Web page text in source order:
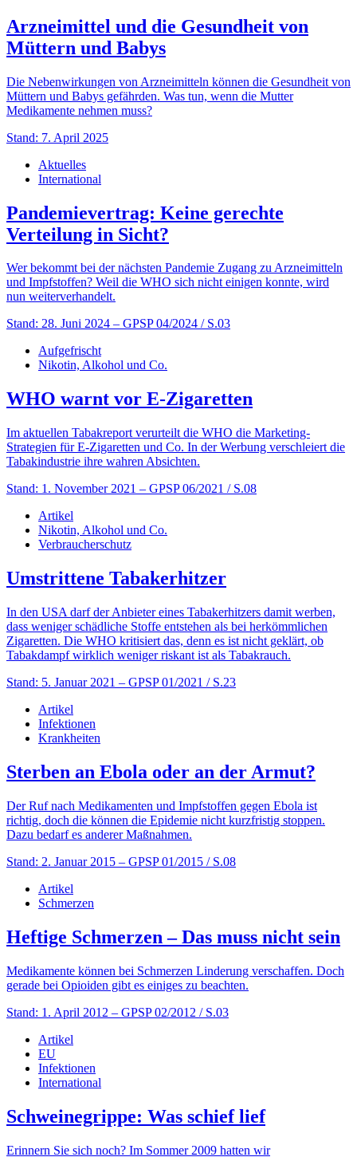
Arzneimittel und die Gesundheit von
Müttern und Babys
Die Nebenwirkungen von Arzneimitteln können die Gesundheit von
Müttern und Babys gefährden. Was tun, wenn die Mutter
Medikamente nehmen muss?
Stand: 7. April 2025
Aktuelles
International
Pandemievertrag: Keine gerechte
Verteilung in Sicht?
Wer bekommt bei der nächsten Pandemie Zugang zu Arzneimitteln
und Impfstoffen? Weil die WHO sich nicht einigen konnte, wird
nun weiterverhandelt.
Stand: 28. Juni 2024 – GPSP 04/2024 / S.03
Aufgefrischt
Nikotin, Alkohol und Co.
WHO warnt vor E-Zigaretten
Im aktuellen Tabakreport verurteilt die WHO die Marketing-
Strategien für E-Zigaretten und Co. In der Werbung verschleiert die
Tabakindustrie ihre wahren Absichten.
Stand: 1. November 2021 – GPSP 06/2021 / S.08
Artikel
Nikotin, Alkohol und Co.
Verbraucherschutz
Umstrittene Tabakerhitzer
In den USA darf der Anbieter eines Tabakerhitzers damit werben,
dass weniger schädliche Stoffe entstehen als bei herkömmlichen
Zigaretten. Die WHO kritisiert das, denn es ist nicht geklärt, ob
Tabakdampf wirklich weniger riskant ist als Tabakrauch.
Stand: 5. Januar 2021 – GPSP 01/2021 / S.23
Artikel
Infektionen
Krankheiten
Sterben an Ebola oder an der Armut?
Der Ruf nach Medikamenten und Impfstoffen gegen Ebola ist
richtig, doch die können die Epidemie nicht kurzfristig stoppen.
Dazu bedarf es anderer Maßnahmen.
Stand: 2. Januar 2015 – GPSP 01/2015 / S.08
Artikel
Schmerzen
Heftige Schmerzen – Das muss nicht sein
Medikamente können bei Schmerzen Linderung verschaffen. Doch
gerade bei Opioiden gibt es einiges zu beachten.
Stand: 1. April 2012 – GPSP 02/2012 / S.03
Artikel
EU
Infektionen
International
Schweinegrippe: Was schief lief
Erinnern Sie sich noch? Im Sommer 2009 hatten wir